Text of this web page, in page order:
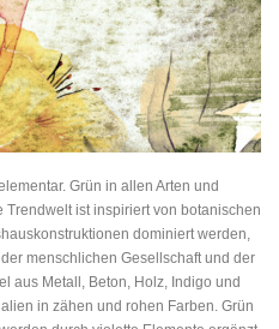
Grün in allen Arten und
Trendwelt ist inspiriert von botanischen
dominiert werden,
menschlichen Gesellschaft und der
aus Metall, Beton, Holz, Indigo und
in zähen und rohen Farben. Grün